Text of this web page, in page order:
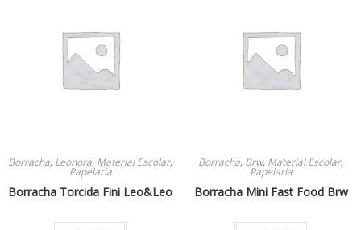
Borracha, Leonora, Material Escolar,
Papelaria
Borracha Torcida Fini Leo&Leo
Borracha, Brw, Material Escolar,
Papelaria
Borracha Mini Fast Food Brw